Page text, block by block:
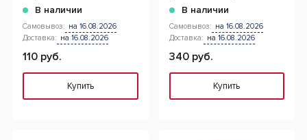
В наличии
Самовывоз: на 16.08.2026
Доставка: на 16.08.2026
110 руб.
Купить
В наличии
Самовывоз: на 16.08.2026
Доставка: на 16.08.2026
340 руб.
Купить